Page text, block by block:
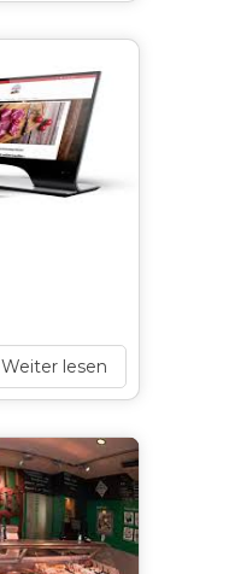
Weiter lesen